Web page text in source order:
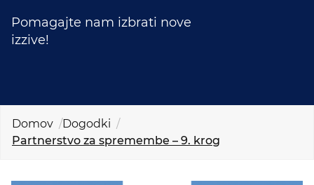
ČLANSTVO
KOLEDAR DOGODKOV
Pomagajte nam izbrati nove
izzive!
Domov
Dogodki
Partnerstvo za spremembe – 9. krog